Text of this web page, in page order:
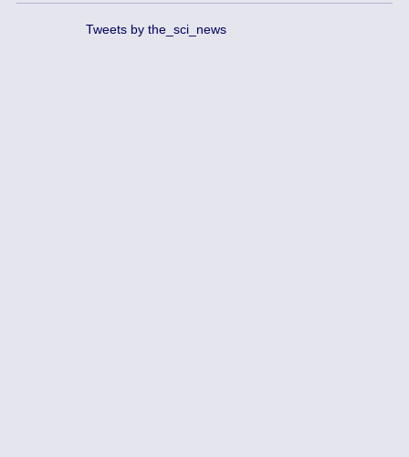
Tweets by the_sci_news